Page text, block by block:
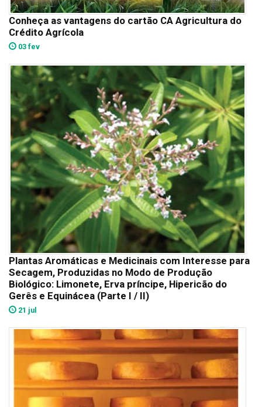
Conheça as vantagens do cartão CA Agricultura do
Crédito Agrícola
03 fev
Plantas Aromáticas e Medicinais com Interesse para
Secagem, Produzidas no Modo de Produção
Biológico: Limonete, Erva príncipe, Hipericão do
Gerês e Equinácea (Parte I / II)
21 jul